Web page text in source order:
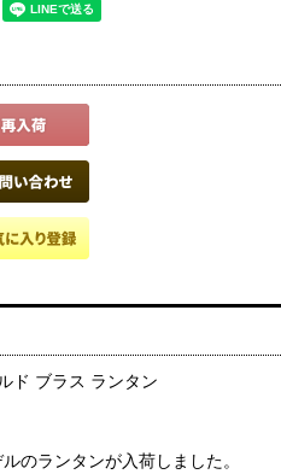
ド ブラス ランタン
のランタンが入荷しました。